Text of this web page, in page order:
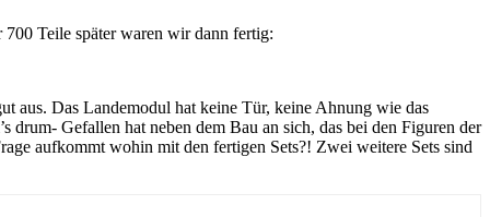
Teile später waren wir dann fertig:
aus. Das Landemodul hat keine Tür, keine Ahnung wie das
Gefallen hat neben dem Bau an sich, das bei den Figuren der
aufkommt wohin mit den fertigen Sets?! Zwei weitere Sets sind